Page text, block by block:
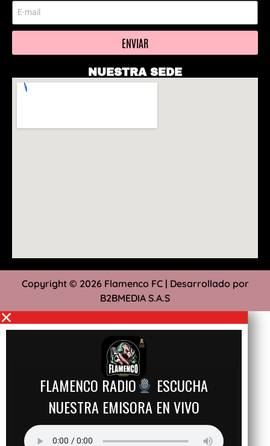
ENVIAR
NUESTRA SEDE
Copyright © 2026 Flamenco FC | Desarrollado por
B2BMEDIA S.A.S
FLAMENCO RADIO
ESCUCHA
NUESTRA EMISORA EN VIVO